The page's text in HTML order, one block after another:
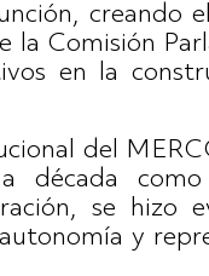
creando
la Comisión
en la
del
década
se hizo
y